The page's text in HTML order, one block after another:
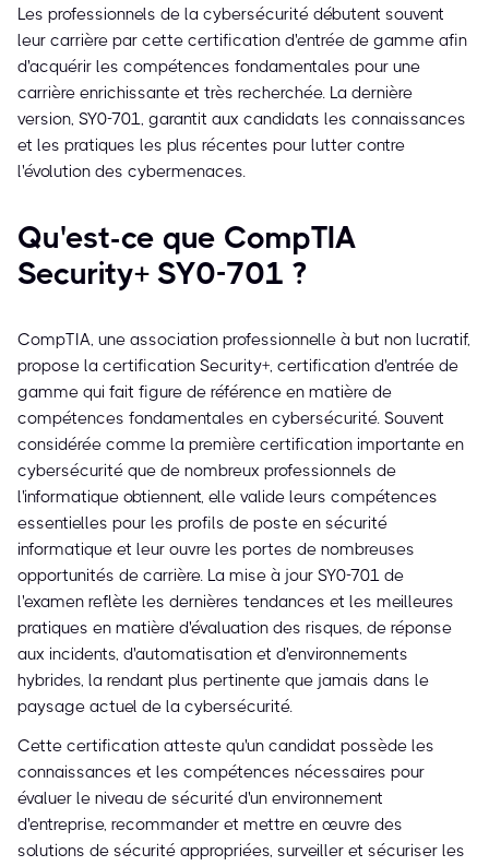
Les professionnels de la cybersécurité débutent souvent
leur carrière par cette certification d'entrée de gamme afin
d'acquérir les compétences fondamentales pour une
carrière enrichissante et très recherchée. La dernière
version, SY0-701, garantit aux candidats les connaissances
et les pratiques les plus récentes pour lutter contre
l'évolution des cybermenaces.
Qu'est-ce que CompTIA
Security+ SY0-701 ?
CompTIA, une association professionnelle à but non lucratif,
propose la certification Security+, certification d'entrée de
gamme qui fait figure de référence en matière de
compétences fondamentales en cybersécurité. Souvent
considérée comme la première certification importante en
cybersécurité que de nombreux professionnels de
l'informatique obtiennent, elle valide leurs compétences
essentielles pour les profils de poste en sécurité
informatique et leur ouvre les portes de nombreuses
opportunités de carrière. La mise à jour SY0-701 de
l'examen reflète les dernières tendances et les meilleures
pratiques en matière d'évaluation des risques, de réponse
aux incidents, d'automatisation et d'environnements
hybrides, la rendant plus pertinente que jamais dans le
paysage actuel de la cybersécurité.
Cette certification atteste qu'un candidat possède les
connaissances et les compétences nécessaires pour
évaluer le niveau de sécurité d'un environnement
d'entreprise, recommander et mettre en œuvre des
solutions de sécurité appropriées, surveiller et sécuriser les